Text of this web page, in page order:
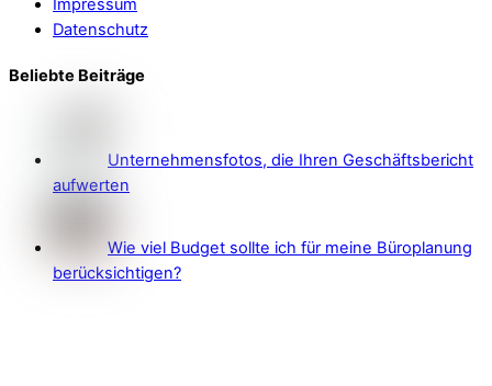
Impressum
Datenschutz
Beliebte Beiträge
Unternehmensfotos, die Ihren Geschäftsbericht
aufwerten
Wie viel Budget sollte ich für meine Büroplanung
berücksichtigen?